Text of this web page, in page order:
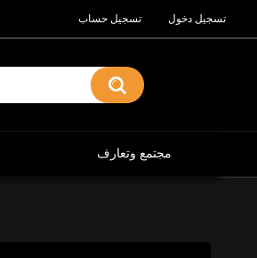
تسجيل حساب تسجيل دخول
مجتمع وتعارف